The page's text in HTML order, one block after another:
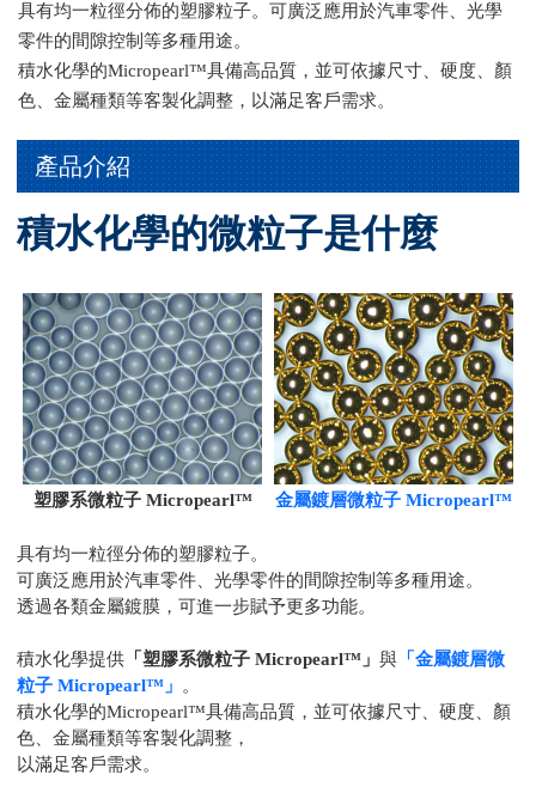
具有均一粒徑分佈的塑膠粒子。可廣泛應用於汽車零件、光學
零件的間隙控制等多種用途。
積水化學的Micropearl™具備高品質，並可依據尺寸、硬度、顏
色、金屬種類等客製化調整，以滿足客戶需求。
產品介紹
積水化學的微粒子是什麼
塑膠系微粒子 Micropearl™ 金屬鍍層微粒子 Micropearl™
具有均一粒徑分佈的塑膠粒子。
可廣泛應用於汽車零件、光學零件的間隙控制等多種用途。
透過各類金屬鍍膜，可進一步賦予更多功能。
積水化學提供 「塑膠系微粒子 Micropearl™」與 「金屬鍍層微
粒子 Micropearl™」 。
積水化學的Micropearl™具備高品質，並可依據尺寸、硬度、顏
色、金屬種類等客製化調整，
以滿足客戶需求。